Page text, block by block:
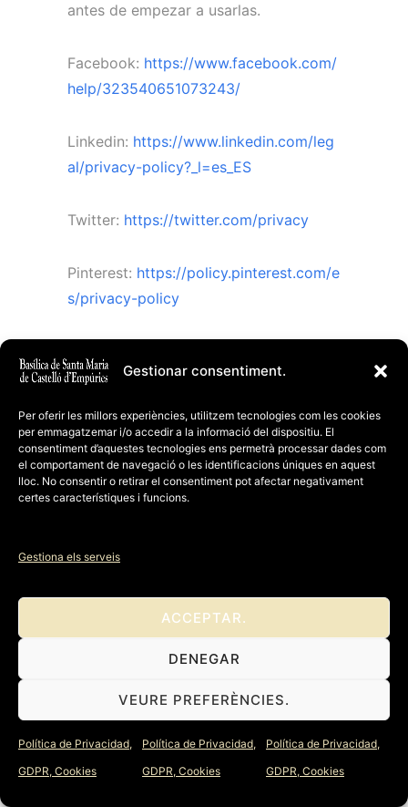
Gestionar consentiment.
Per oferir les millors experiències, utilitzem tecnologies com les cookies
per emmagatzemar i/o accedir a la informació del dispositiu. El
consentiment d’aquestes tecnologies ens permetrà processar dades com
el comportament de navegació o les identificacions úniques en aquest
lloc. No consentir o retirar el consentiment pot afectar negativament
certes característiques i funcions.
Gestiona els serveis
ACCEPTAR.
DENEGAR
VEURE PREFERÈNCIES.
Política de Privacidad,
GDPR, Cookies
Política de Privacidad,
GDPR, Cookies
Política de Privacidad,
GDPR, Cookies
antes de empezar a usarlas.
Facebook: https://www.facebook.com/
help/323540651073243/
Linkedin: https://www.linkedin.com/leg
al/privacy-policy?_l=es_ES
Twitter: https://twitter.com/privacy
Pinterest: https://policy.pinterest.com/e
s/privacy-policy
55833707900388
SISTEMAS DE CAPTURA DE DATOS
PERSONALES Y SU FINALIDAD
1) Formularios de suscripción a
varios formularios para activar la
con el fin de enviar campañas de
marketing por correo electrónico,
gestión de suscripciones y envío de
finalidad la respuesta de consultas,